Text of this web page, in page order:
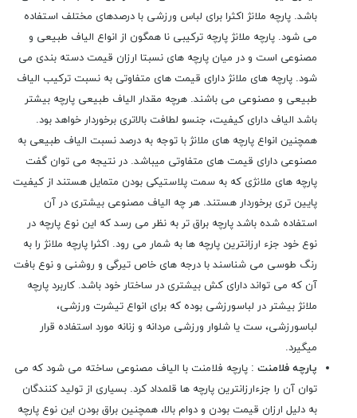
باشد. پارچه ملانژ اکثرا برای لباس ورزشی با درصدھای مختلف استفاده
می شود. پارچه ملانژ پارچه ترکیبی نا ھمگون از انواع الیاف طبیعی و
مصنوعی است و در میان پارچه ھای نسبتا ارزان قیمت دسته بندی می
شود. پارچه ھای ملانژ دارای قیمت ھای متفاوتی به نسبت ترکیب الیاف
طبیعی و مصنوعی می باشند. ھرچه مقدار الیاف طبیعی پارچه بیشتر
باشد الیاف دارای کیفیت، جنسو لطافت بالاتری برخوردار خواھد بود.
ھمچنین انواع پارچه ھای ملانژ با توجه به درصد نسبت الیاف طبیعی به
مصنوعی دارای قیمت ھای متفاوتی میباشد. در نتیجه می توان گفت
پارچه ھای ملانژی که به سمت پلاستیکی بودن متمایل ھستند از کیفیت
پایین تری برخوردار ھستند. ھر چه الیاف مصنوعی بیشتری در آن
استفاده شده باشد پارچه براق تر به نظر می رسد که این نوع پارچه در
نوع خود جزء ارزانترین پارچه ھا به شمار می رود. اکثرا پارچه ملانژ را به
رنگ طوسی می شناسند با درجه ھای خاص تیرگی و روشنی و نوع بافت
آن که می تواند دارای کش بیشتری در ساختار خود باشد. کاربرد پارچه
ملانژ بیشتر در لباسورزشی بوده که برای انواع تیشرت ورزشی،
لباسورزشی، ست یا شلوار ورزشی مردانه و زنانه مورد استفاده قرار
میگیرد.
پارچه فلامنت : پارچه فلامنت با الیاف مصنوعی ساخته می شود که می
توان آن را جزءارزانترین پارچه ھا قلمداد کرد. بسیاری از تولید کنندگان
به دلیل ارزان قیمت بودن و دوام بالا، ھمچنین براق بودن این نوع پارچه